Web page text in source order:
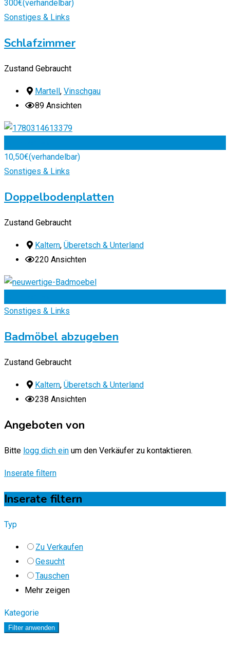
300€(verhandelbar)
Sonstiges & Links
Schlafzimmer
Zustand Gebraucht
Martell , Vinschgau
89 Ansichten
10,50€(verhandelbar)
Sonstiges & Links
Doppelbodenplatten
Zustand Gebraucht
Kaltern, Überetsch & Unterland
220 Ansichten
Sonstiges & Links
Badmöbel abzugeben
Zustand Gebraucht
Kaltern, Überetsch & Unterland
238 Ansichten
Angeboten von
Bitte logg dich ein um den Verkäufer zu kontaktieren.
Inserate filtern
Inserate filtern
Typ
Zu Verkaufen
Gesucht
Tauschen
Mehr zeigen
Kategorie
Filter anwenden